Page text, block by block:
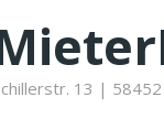
13 |